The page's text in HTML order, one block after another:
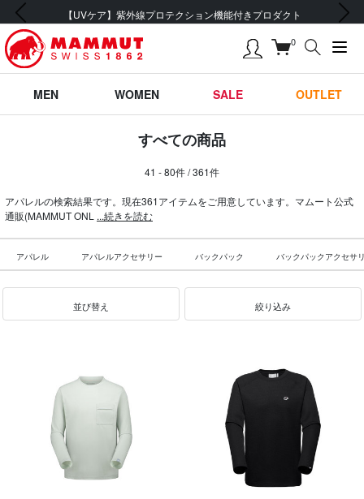
会員登録で【5,500円 (税込) 以上 送料無料】
前の画像 次の画像
0
MEN WOMEN SALE OUTLET
すべての商品
41 - 80件 / 361件
アパレルの検索結果です。現在361アイテムをご用意しています。マムート公式
通販(MAMMUT ONL ...続きを読む
アパレル アパレルアクセサリー バックパック バックパックアクセサ
並び替え 絞り込み